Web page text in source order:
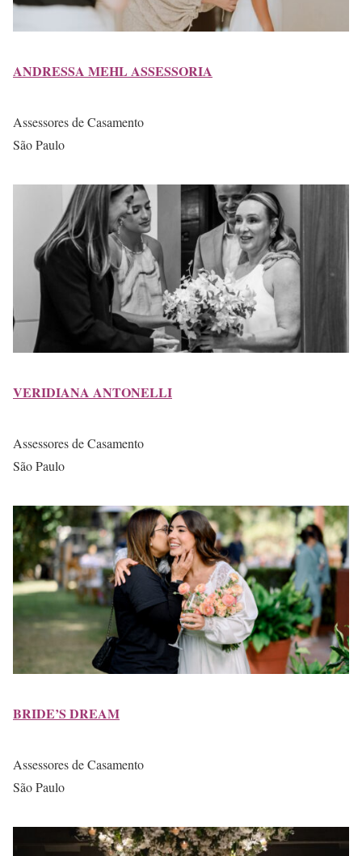
ANDRESSA MEHL ASSESSORIA
Assessores de Casamento
São Paulo
VERIDIANA ANTONELLI
Assessores de Casamento
São Paulo
BRIDE’S DREAM
Assessores de Casamento
São Paulo